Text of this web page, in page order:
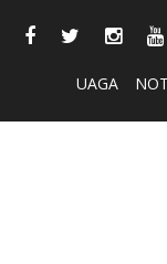
UAGA